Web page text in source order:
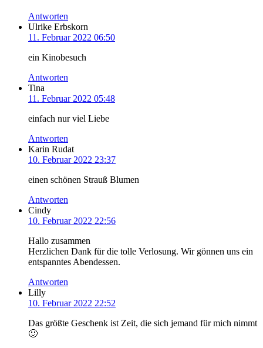
Antworten
Ulrike Erbskorn
11. Februar 2022 06:50
ein Kinobesuch
Antworten
Tina
11. Februar 2022 05:48
einfach nur viel Liebe
Antworten
Karin Rudat
10. Februar 2022 23:37
einen schönen Strauß Blumen
Antworten
Cindy
10. Februar 2022 22:56
Hallo zusammen
Herzlichen Dank für die tolle Verlosung. Wir gönnen uns ein
entspanntes Abendessen.
Antworten
Lilly
10. Februar 2022 22:52
Das größte Geschenk ist Zeit, die sich jemand für mich nimmt
🙂